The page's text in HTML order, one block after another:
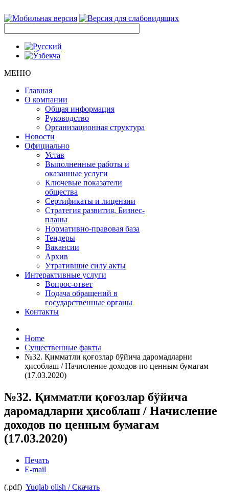
МЕНЮ
Главная
О компании
Общая информация
Руководство
Организационная структура
Новости
Официально
Устав
Выполненные работы и
оказанные услуги
Ключевые показатели
общества
Сертификаты и лицензии
Стратегия развития, Бизнес-
планы
Нормативно-правовая база
Тендеры
Вакансии
Архив
Утратившие силу акты
Интерактивные услуги
Вопрос-ответ
Подача обращений в
государственные органы
Контакты
Home
Существенные факты
№32. Қимматли қоғозлар бўйича даромадларни
ҳисоблаш / Начисление доходов по ценным бумагам
(17.03.2020)
№32. Қимматли қоғозлар бўйича
даромадларни ҳисоблаш / Начисление
доходов по ценным бумагам
(17.03.2020)
Печать
E-mail
(.pdf) Yuqlab olish / Скачать